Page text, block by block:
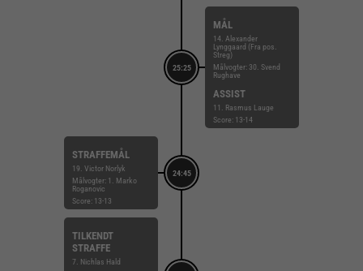
25:25
MÅL
14. Alexander
Lynggaard (Fra pos.
Streg)
Målvogter: 30. Svend
Rughave
ASSIST
11. Rasmus Lauge
Score: 13-14
24:45
STRAFFEMÅL
19. Victor Norlyk
Målvogter: 1. Marko
Roganovic
Score: 13-13
TILKENDT
STRAFFE
7. Nichlas Hald